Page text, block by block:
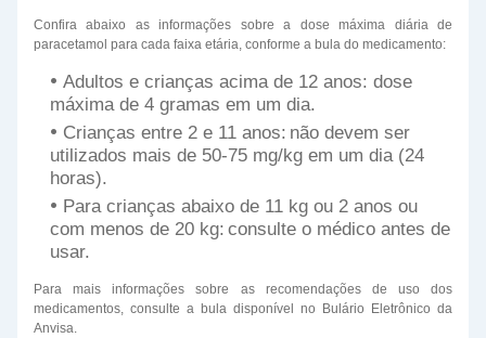
Confira abaixo as informações sobre a dose máxima diária de
paracetamol para cada faixa etária, conforme a bula do medicamento:
Adultos e crianças acima de 12 anos: dose
máxima de 4 gramas em um dia.
Crianças entre 2 e 11 anos: não devem ser
utilizados mais de 50-75 mg/kg em um dia (24
horas).
Para crianças abaixo de 11 kg ou 2 anos ou
com menos de 20 kg: consulte o médico antes de
usar.
Para mais informações sobre as recomendações de uso dos
medicamentos, consulte a bula disponível no Bulário Eletrônico da
Anvisa.